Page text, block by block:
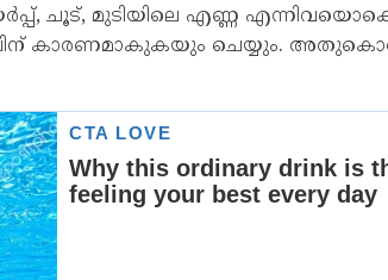
ചൂട്, മുടിയിലെ എണ്ണ
കാരണമാകുകയും ചെയ്യും.